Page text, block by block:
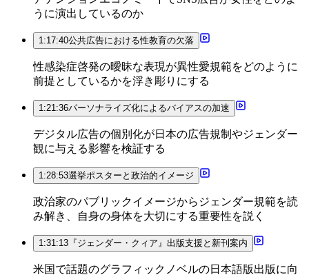
うに演出しているのか
1:17:40公共広告における性教育の欠落
性感染症啓発の曖昧な表現が異性愛規範をどのように
前提としているかを浮き彫りにする
1:21:36パーソナライズ化によるバイアスの加速
デジタル広告の個別化が日本の広告規制やジェンダー
観に与える影響を検証する
1:28:53選挙ポスターと政治的イメージ
政治家のパブリックイメージからジェンダー規範を読
み解き、自身の身体を大切にする重要性を説く
1:31:13 『ジェンダー・クィア』出版支援と新刊案内
米国で話題のグラフィックノベルの日本語版出版に向